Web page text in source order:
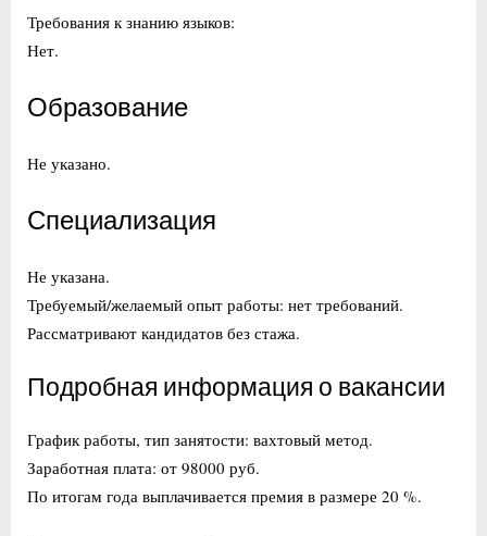
Требования к знанию языков:
Нет.
Образование
Не указано.
Специализация
Не указана.
Требуемый/желаемый опыт работы: нет требований.
Рассматривают кандидатов без стажа.
Подробная информация о вакансии
График работы, тип занятости: вахтовый метод.
Заработная плата: от 98000 руб.
По итогам года выплачивается премия в размере 20 %.